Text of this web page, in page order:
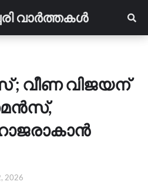
വാർത്തകൾ
; വീണ വിജയന്
2026